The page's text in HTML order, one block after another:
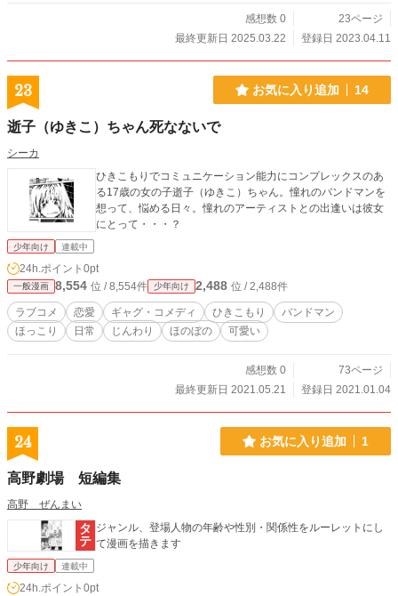
感想数 0
23ページ
最終更新日 2025.03.22
登録日 2023.04.11
23 お気に入り追加 14
逝子（ゆきこ）ちゃん死なないで
シーカ
ひきこもりでコミュニケーション能力にコンプレックスのあ
る17歳の女の子逝子（ゆきこ）ちゃん。憧れのバンドマンを
想って、悩める日々。憧れのアーティストとの出逢いは彼女
にとって・・・？
少年向け 連載中
24h.ポイント 0pt
一般漫画 8,554 位 / 8,554件 少年向け 2,488 位 / 2,488件
ラブコメ 恋愛 ギャグ・コメディ ひきこもり
バンドマン
ほっこり
日常 じんわり ほのぼの 可愛い
感想数 0
73ページ
最終更新日 2021.05.21
登録日 2021.01.04
24 お気に入り追加 1
高野劇場 短編集
高野 ぜんまい
ジャンル、登場人物の年齢や性別・関係性をルーレットにし
て漫画を描きます
少年向け 連載中
24h.ポイント 0pt